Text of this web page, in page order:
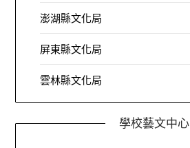
澎湖縣文化局
屏東縣文化局
雲林縣文化局
學校藝文中心